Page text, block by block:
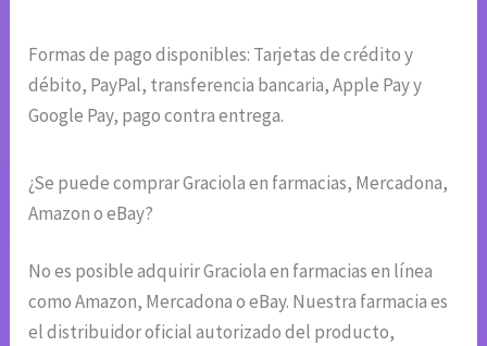
Formas de pago disponibles: Tarjetas de crédito y
débito, PayPal, transferencia bancaria, Apple Pay y
Google Pay, pago contra entrega.
¿Se puede comprar Graciola en farmacias, Mercadona,
Amazon o eBay?
No es posible adquirir Graciola en farmacias en línea
como Amazon, Mercadona o eBay. Nuestra farmacia es
el distribuidor oficial autorizado del producto,